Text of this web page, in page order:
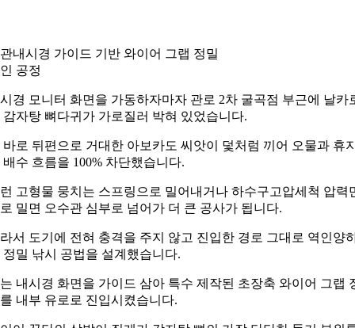
내시경 가이드 기반 와이어 그랩 정밀
공정
경 모니터 화면을 가동하자마자 관로 2차 굴곡점 부근에 날카
감자탕 뼈다귀가 가로질러 박혀 있었습니다.
바로 뒤편으로 거대한 아보카도 씨앗이 덫처럼 끼어 오물과 휴
배수 흐름을 100% 차단했습니다.
고형물 뭉치는 스프링으로 밀어내거나 하수구고압세척 압력
밀면 오수관 심부로 넘어가 더 큰 공사가 됩니다.
서 도기에 전혀 충격을 주지 않고 진입한 경로 그대로 역인양
정밀 낚시 공법을 설계했습니다.
내시경 화면을 가이드 삼아 특수 제작된 초장축 와이어 그랩
내부 유로로 진입시켰습니다.